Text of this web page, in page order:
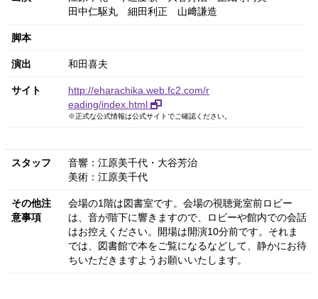
田中仁駆丸
細田利正 山﨑謙造
脚本
演出 和田喜夫
サイト
http://eharachika.web.fc2.com/r
eading/index.html
※正式な公式情報は公式サイトでご確認ください。
スタッフ
音響：江原美千代・大谷芳治
美術：江原美千代
その他注
意事項
会場の1階は図書室です。会場の視聴覚室前ロビー
は、音が階下に響きますので、ロビーや館内での会話
はお控えください。開場は開演10分前です。それま
では、図書館で本をご覧になるなどして、静かにお待
ちいただきますようお願いいたします。